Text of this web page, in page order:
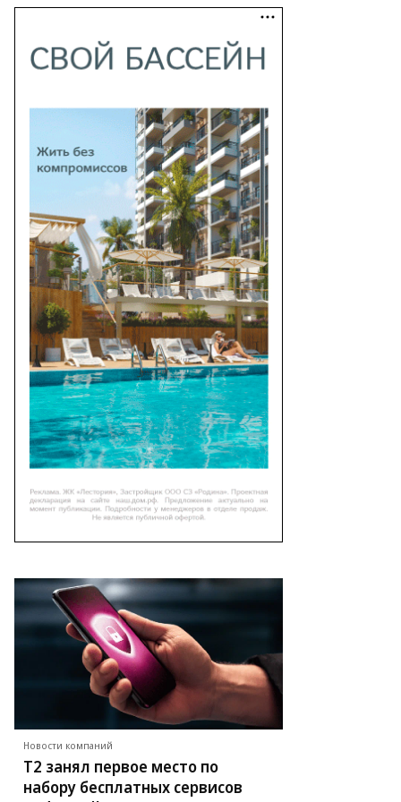
Новости компаний
Т2 занял первое место по
набору бесплатных сервисов